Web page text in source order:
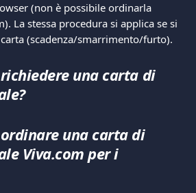
(non è possibile ordinarla
La stessa procedura si applica se si
(scadenza/smarrimento/furto).
una carta di
ordinare una carta di
Viva.com per i